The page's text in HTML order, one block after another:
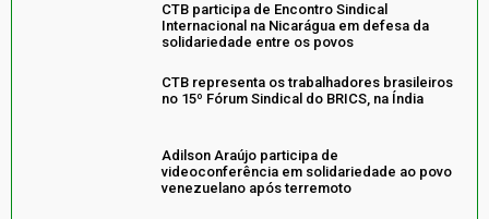
CTB participa de Encontro Sindical
Internacional na Nicarágua em defesa da
solidariedade entre os povos
CTB representa os trabalhadores brasileiros
no 15º Fórum Sindical do BRICS, na Índia
Adilson Araújo participa de
videoconferência em solidariedade ao povo
venezuelano após terremoto